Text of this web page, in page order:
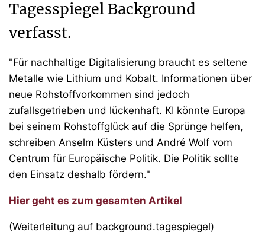
Tagesspiegel Background
verfasst.
"Für nachhaltige Digitalisierung braucht es seltene
Metalle wie Lithium und Kobalt. Informationen über
neue Rohstoffvorkommen sind jedoch
zufallsgetrieben und lückenhaft. KI könnte Europa
bei seinem Rohstoffglück auf die Sprünge helfen,
schreiben Anselm Küsters und André Wolf vom
Centrum für Europäische Politik. Die Politik sollte
den Einsatz deshalb fördern."
Hier geht es zum gesamten Artikel
(Weiterleitung auf background.tagespiegel)